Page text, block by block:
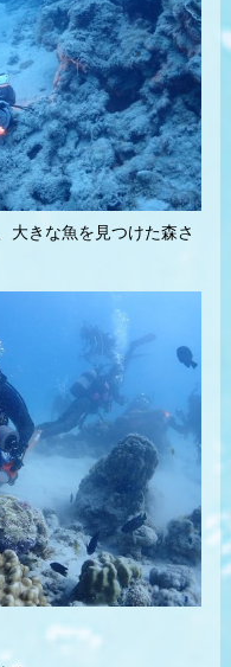
大きな魚を見つけた森さ